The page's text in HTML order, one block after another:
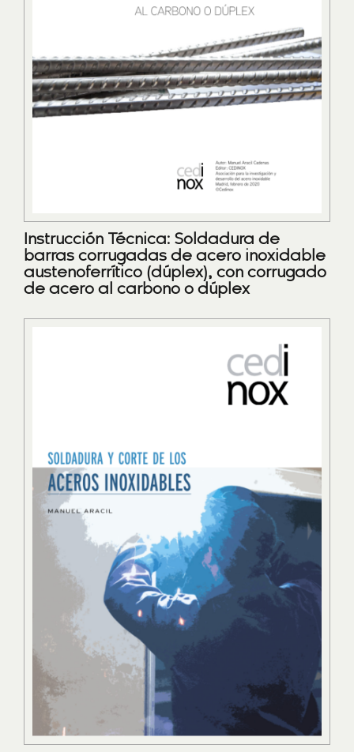
Instrucción Técnica: Soldadura de
barras corrugadas de acero inoxidable
austenoferrítico (dúplex), con corrugado
de acero al carbono o dúplex